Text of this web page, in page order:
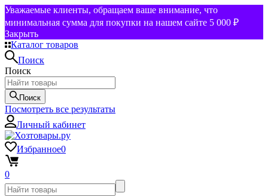
Уважаемые клиенты, обращаем ваше внимание, что
минимальная сумма для покупки на нашем сайте 5 000 ₽
Закрыть
Каталог товаров
Поиск
Поиск
Поиск
Посмотреть все результаты
Личный кабинет
Избранное0
0